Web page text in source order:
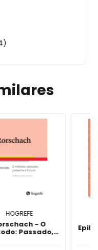
HOGREFE
- O
Passado,